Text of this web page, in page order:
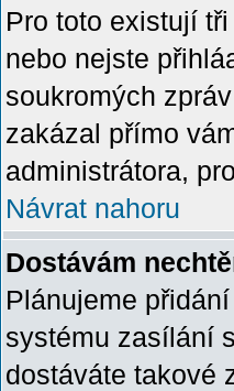
Pro toto existují
nebo nejste
soukromých
zakázal přímo
administrátora,
Návrat nahoru
Dostávám
Plánujeme
systému zasílání
dostáváte takové